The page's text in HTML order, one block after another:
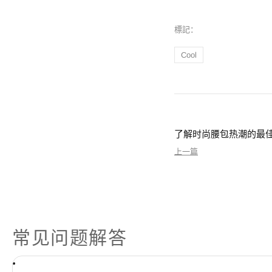
標記：
Cool
了解时尚腰包热潮的最
上一篇
常见问题解答